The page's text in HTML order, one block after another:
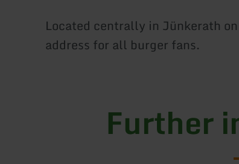
Located centrally in Jünkerath
address for all burger fans.
Further